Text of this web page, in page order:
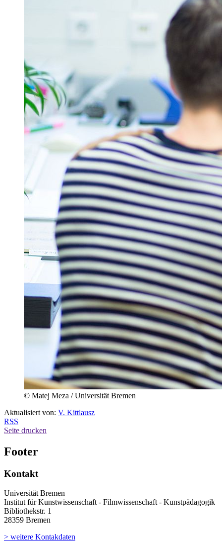
© Matej Meza / Universität Bremen
Aktualisiert von: V. Kittlausz
RSS
Seite drucken
Footer
Kontakt
Universität Bremen
Institut für Kunstwissenschaft - Filmwissenschaft - Kunstpädagogik
Bibliothekstr. 1
28359 Bremen
> weitere Kontakdaten